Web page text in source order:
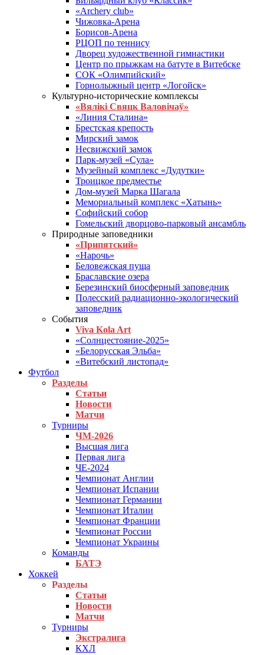
«Archery club»
Чижовка-Арена
Борисов-Арена
РЦОП по теннису
Дворец художественной гимнастики
Центр по прыжкам на батуте в Витебске
СОК «Олимпийский»
Горнолыжный центр «Логойск»
Культурно-исторические комплексы
«Вялікі Свяцк Валовічаў»
«Линия Сталина»
Брестская крепость
Мирский замок
Несвижский замок
Парк-музей «Сула»
Музейный комплекс «Дудутки»
Троицкое предместье
Дом-музей Марка Шагала
Мемориальный комплекс «Хатынь»
Софийский собор
Гомельский дворцово-парковый ансамбль
Природные заповедники
«Припятский»
«Нарочь»
Беловежская пуща
Браславские озера
Березинский биосферный заповедник
Полесский радиационно-экологический
заповедник
События
Viva Kola Art
«Солнцестояние-2025»
«Белорусская Эльба»
«Витебский листопад»
Футбол
Разделы
Статьи
Новости
Матчи
Турниры
ЧМ-2026
Высшая лига
Первая лига
ЧЕ-2024
Чемпионат Англии
Чемпионат Испании
Чемпионат Германии
Чемпионат Италии
Чемпионат Франции
Чемпионат России
Чемпионат Украины
Команды
БАТЭ
Хоккей
Разделы
Статьи
Новости
Матчи
Турниры
Экстралига
КХЛ